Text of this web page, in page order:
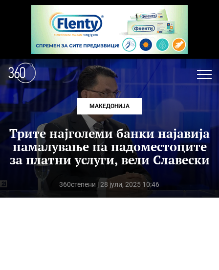
МАКЕДОНИЈА
Трите најголеми банки најавија
намалување на надоместоците
за платни услуги, вели Славески
360степени | 28 јули, 2025 10:46